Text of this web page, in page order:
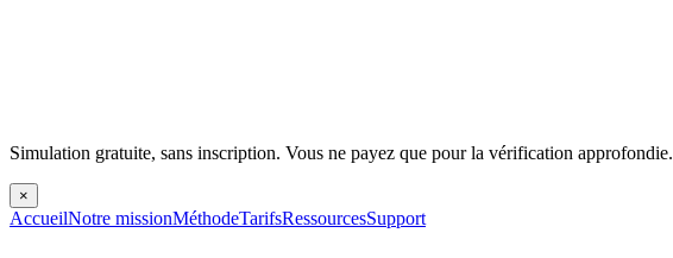
Simulation gratuite, sans inscription. Vous ne payez que pour la vérification approfondie.
×
AccueilNotre missionMéthodeTarifsRessourcesSupport